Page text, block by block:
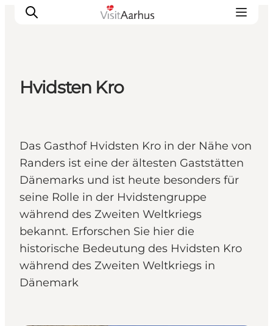
Städte und Regionen
Reiseplanung
Transport
Hvidsten Kro
Das Gasthof Hvidsten Kro in der Nähe von
Randers ist eine der ältesten Gaststätten
Dänemarks und ist heute besonders für
seine Rolle in der Hvidstengruppe
während des Zweiten Weltkriegs
bekannt. Erforschen Sie hier die
historische Bedeutung des Hvidsten Kro
während des Zweiten Weltkriegs in
Dänemark